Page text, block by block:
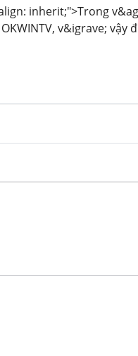
inherit;">Trong
v&igrave; vậy